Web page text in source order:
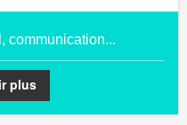
communication...
plus